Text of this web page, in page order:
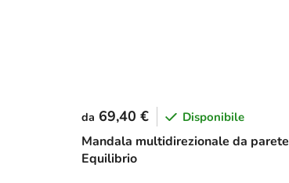
Mandala multidirezionale da parete
Equilibrio
da 69,40 € Disponibile